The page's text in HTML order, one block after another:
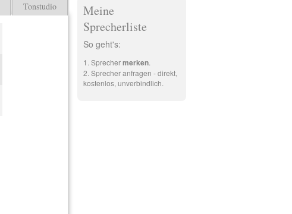
Tonstudio
Meine
Sprecherliste
So geht's:
Sprechermerken.
Sprecher anfragen - direkt,
kostenlos, unverbindlich.